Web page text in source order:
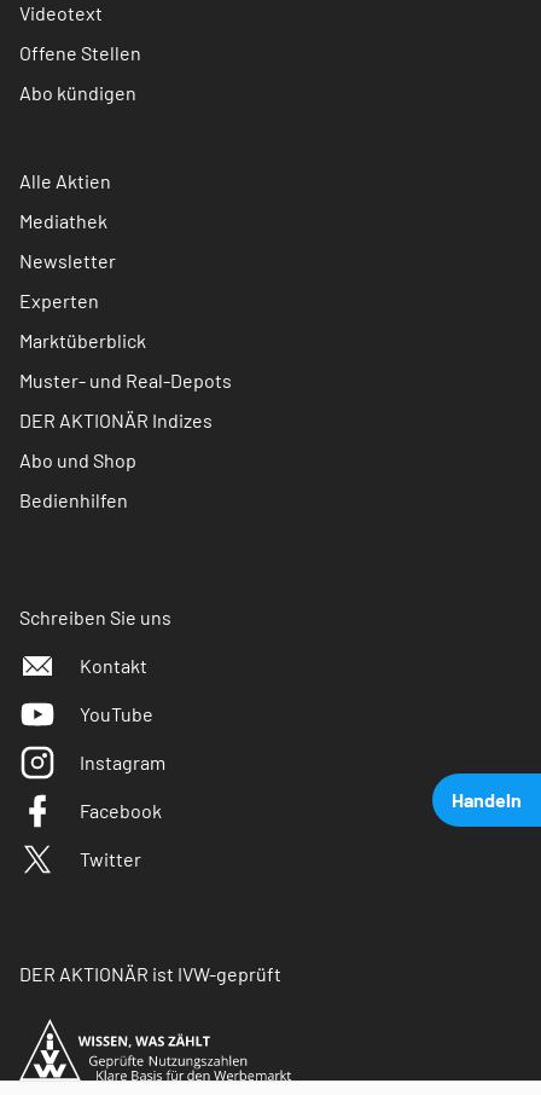
Handeln
Videotext
Offene Stellen
Abo kündigen
Alle Aktien
Mediathek
Newsletter
Experten
Marktüberblick
Muster- und Real-Depots
DER AKTIONÄR Indizes
Abo und Shop
Bedienhilfen
Schreiben Sie uns
Kontakt
YouTube
Instagram
Facebook
Twitter
DER AKTIONÄR ist IVW-geprüft